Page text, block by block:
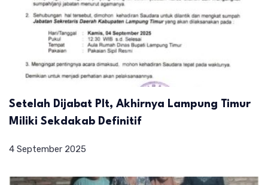
Setelah Dijabat Plt, Akhirnya Lampung Timur
Miliki Sekdakab Definitif
4 September 2025